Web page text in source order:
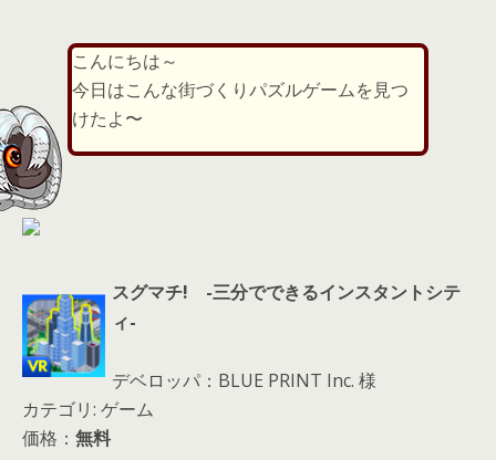
itt
er
e re
a
s
ai
l
こんにちは～
今日はこんな街づくりパズルゲームを見つ
けたよ〜
スグマチ! -三分でできるインスタントシテ
ィ-
デベロッパ：BLUE PRINT Inc. 様
カテゴリ: ゲーム
価格： 無料